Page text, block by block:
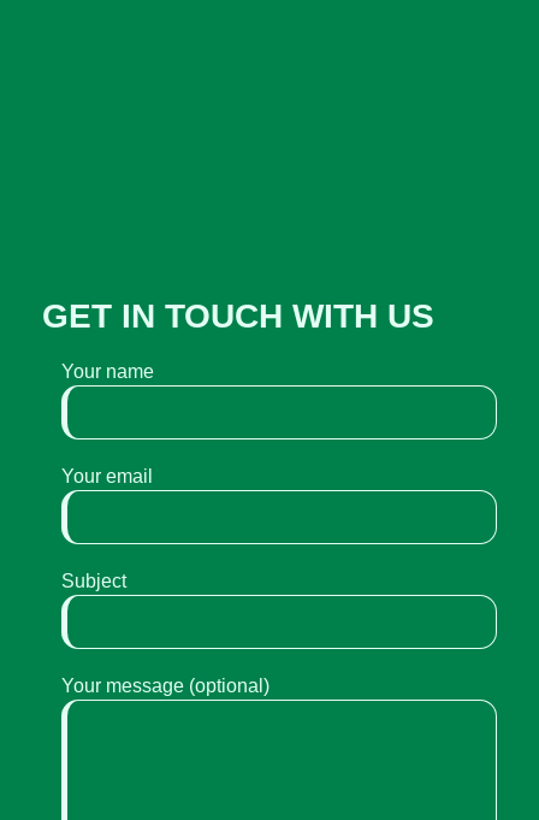
GET IN TOUCH WITH US
Your name
Your email
Subject
Your message (optional)